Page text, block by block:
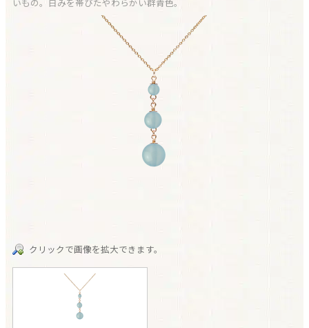
いもの。白みを帯びたやわらかい群青色。
クリックで画像を拡大できます。